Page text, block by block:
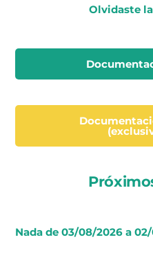
Olvidaste
Nada de 03/08/2026 a